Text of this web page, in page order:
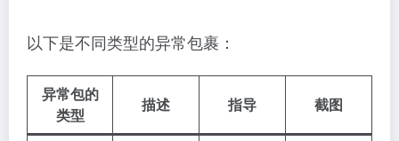
以下是不同类型的异常包裹：
异常包的
类型
描述 指导 截图